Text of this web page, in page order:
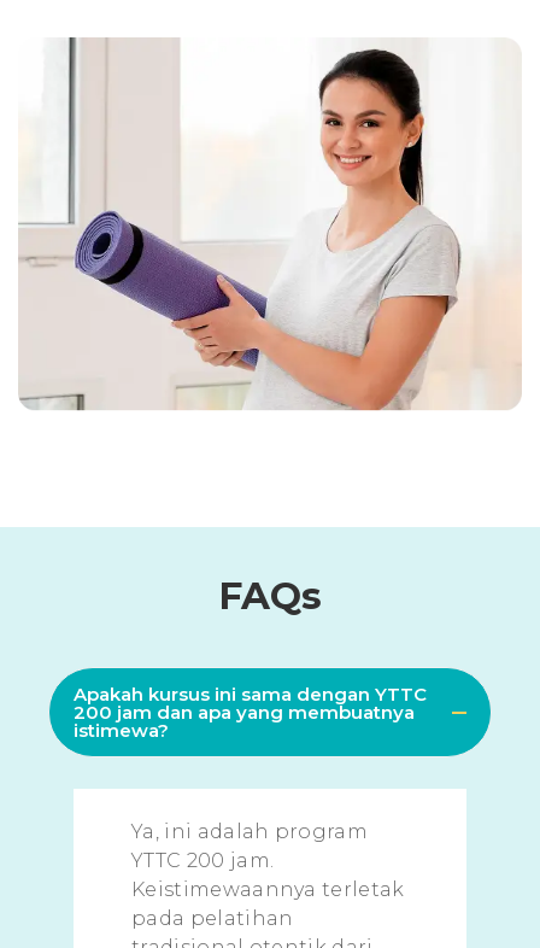
FAQs
Apakah kursus ini sama dengan YTTC
200 jam dan apa yang membuatnya
istimewa?
Ya, ini adalah program
YTTC 200 jam.
Keistimewaannya terletak
pada pelatihan